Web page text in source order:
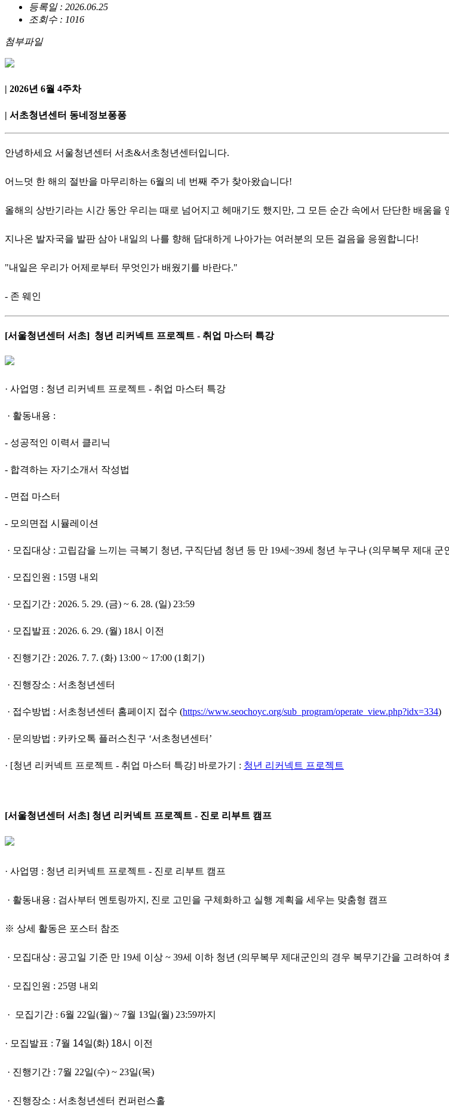
등록일 : 2026.06.25
조회수 : 1016
첨부파일
| 2026년 6월 4주차
| 서초청년센터 동네정보퐁퐁
안녕하세요 서울청년센터 서초&서초청년센터입니다.
어느덧 한 해의 절반을 마무리하는 6월의 네 번째 주가 찾아왔습니다!
올해의 상반기라는 시간 동안 우리는 때로 넘어지고 헤매기도 했지만, 그 모든 순간 속에서 단단한 배움을
지나온 발자국을 발판 삼아 내일의 나를 향해 담대하게 나아가는 여러분의 모든 걸음을 응원합니다!
"내일은 우리가 어제로부터 무엇인가 배웠기를 바란다."
- 존 웨인
[서울청년센터 서초] 청년 리커넥트 프로젝트 - 취업 마스터 특강
· 사업명 : 청년 리커넥트 프로젝트 - 취업 마스터 특강
· 활동내용 :
- 성공적인 이력서 클리닉
- 합격하는 자기소개서 작성법
- 면접 마스터
- 모의면접 시뮬레이션
· 모집대상 : 고립감을 느끼는 극복기 청년, 구직단념 청년 등 만 19세~39세 청년 누구나 (의무복무 제대
· 모집인원 : 15명 내외
· 모집기간 : 2026. 5. 29. (금) ~ 6. 28. (일) 23:59
· 모집발표 : 2026. 6. 29. (월) 18시 이전
· 진행기간 : 2026. 7. 7. (화) 13:00 ~ 17:00 (1회기)
· 진행장소 : 서초청년센터
· 접수방법 : 서초청년센터 홈페이지 접수 (https://www.seochoyc.org/sub_program/operate_view.php?idx=334)
· 문의방법 : 카카오톡 플러스친구 ‘서초청년센터’
· [청년 리커넥트 프로젝트 - 취업 마스터 특강] 바로가기 : 청년 리커넥트 프로젝트
[서울청년센터 서초] 청년 리커넥트 프로젝트 - 진로 리부트 캠프
· 사업명 : 청년 리커넥트 프로젝트 - 진로 리부트 캠프
· 활동내용 : 검사부터 멘토링까지, 진로 고민을 구체화하고 실행 계획을 세우는 맞춤형 캠프
※ 상세 활동은 포스터 참조
· 모집대상 : 공고일 기준 만 19세 이상 ~ 39세 이하 청년 (의무복무 제대군인의 경우 복무기간을 고려하여
· 모집인원 : 25명 내외
· 모집기간 : 6월 22일(월) ~ 7월 13일(월) 23:59까지
· 모집발표 : 7월 14일(화) 18시 이전
· 진행기간 : 7월 22일(수) ~ 23일(목)
· 진행장소 : 서초청년센터 컨퍼런스홀